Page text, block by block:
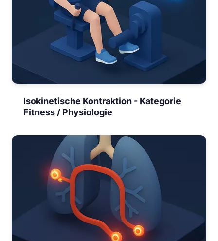
Isokinetische Kontraktion - Kategorie
Fitness / Physiologie